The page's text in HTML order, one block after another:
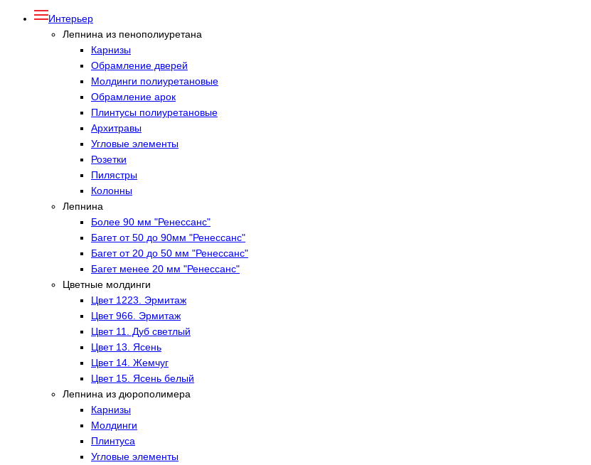
Интерьер
Лепнина из пенополиуретана
Карнизы
Обрамление дверей
Молдинги полиуретановые
Обрамление арок
Плинтусы полиуретановые
Архитравы
Угловые элементы
Розетки
Пилястры
Колонны
Лепнина
Более 90 мм "Ренессанс"
Багет от 50 до 90мм "Ренессанс"
Багет от 20 до 50 мм "Ренессанс"
Багет менее 20 мм "Ренессанс"
Цветные молдинги
Цвет 1223. Эрмитаж
Цвет 966. Эрмитаж
Цвет 11. Дуб светлый
Цвет 13. Ясень
Цвет 14. Жемчуг
Цвет 15. Ясень белый
Лепнина из дюрополимера
Карнизы
Молдинги
Плинтуса
Угловые элементы